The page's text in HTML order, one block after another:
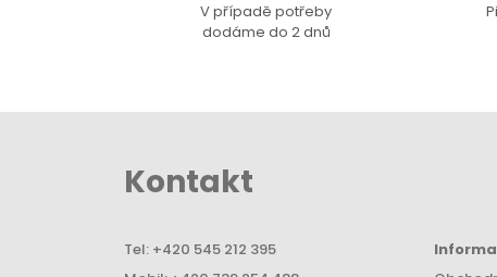
V případě potřeby
dodáme do 2 dnů
Kontakt
Tel: +420 545 212 395